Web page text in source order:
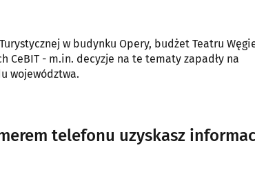
w budynku Opery, budżet Teatru
CeBIT - m.in. decyzje na te tematy zapadły na
województwa.
telefonu uzyskasz